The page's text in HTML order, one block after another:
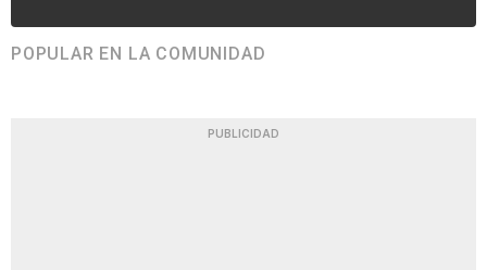
POPULAR EN LA COMUNIDAD
PUBLICIDAD